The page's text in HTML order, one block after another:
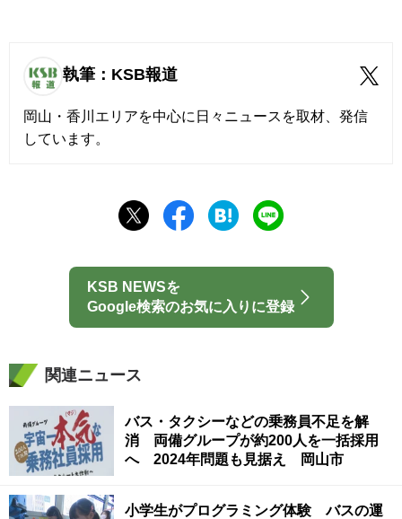
執筆：KSB報道
岡山・香川エリアを中心に日々ニュースを取材、発信
しています。
KSB NEWSを
Google検索のお気に入りに登録
関連ニュース
バス・タクシーなどの乗務員不足を解
消 両備グループが約200人を一括採用
へ 2024年問題も見据え 岡山市
小学生がプログラミング体験 バスの運